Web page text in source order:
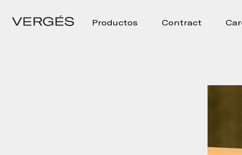
Productos Contract